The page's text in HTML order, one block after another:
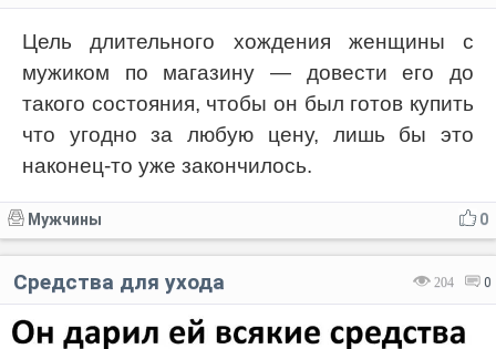
Цель длительного хождения женщины с
мужиком по магазину — довести его до
такого состояния, чтобы он был готов купить
что угодно за любую цену, лишь бы это
наконец-то уже закончилось.
0
Мужчины
204 0
Средства для ухода